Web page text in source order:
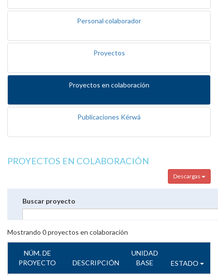
Personal colaborador
Proyectos
Proyectos en colaboración
Publicaciones Kérwá
PROYECTOS EN COLABORACIÓN
Descargas
Buscar proyecto
Mostrando 0proyectos en colaboración
NÚM. DE
PROYECTO
DESCRIPCIÓN
UNIDAD
BASE
ESTADO